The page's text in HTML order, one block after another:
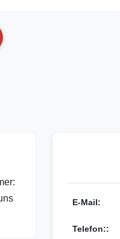
E-Mail:
Telefon::